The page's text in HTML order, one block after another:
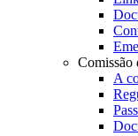
A